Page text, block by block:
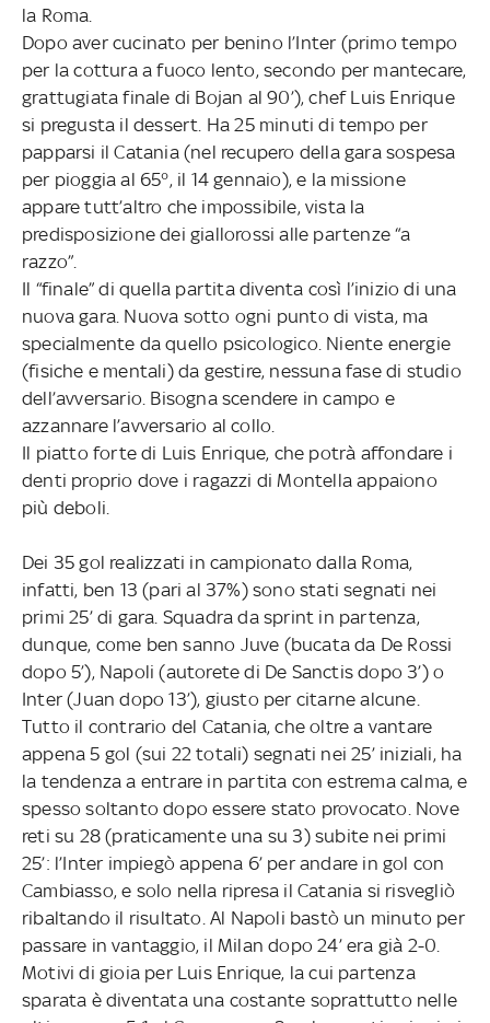
la Roma.
Dopo aver cucinato per benino l’Inter (primo tempo
per la cottura a fuoco lento, secondo per mantecare,
grattugiata finale di Bojan al 90’), chef Luis Enrique
si pregusta il dessert. Ha 25 minuti di tempo per
papparsi il Catania (nel recupero della gara sospesa
per pioggia al 65°, il 14 gennaio), e la missione
appare tutt’altro che impossibile, vista la
predisposizione dei giallorossi alle partenze “a
razzo”.
Il “finale” di quella partita diventa così l’inizio di una
nuova gara. Nuova sotto ogni punto di vista, ma
specialmente da quello psicologico. Niente energie
(fisiche e mentali) da gestire, nessuna fase di studio
dell’avversario. Bisogna scendere in campo e
azzannare l’avversario al collo.
Il piatto forte di Luis Enrique, che potrà affondare i
denti proprio dove i ragazzi di Montella appaiono
più deboli.
Dei 35 gol realizzati in campionato dalla Roma,
infatti, ben 13 (pari al 37%) sono stati segnati nei
primi 25’ di gara. Squadra da sprint in partenza,
dunque, come ben sanno Juve (bucata da De Rossi
dopo 5’), Napoli (autorete di De Sanctis dopo 3’) o
Inter (Juan dopo 13’), giusto per citarne alcune.
Tutto il contrario del Catania, che oltre a vantare
appena 5 gol (sui 22 totali) segnati nei 25’ iniziali, ha
la tendenza a entrare in partita con estrema calma, e
spesso soltanto dopo essere stato provocato. Nove
reti su 28 (praticamente una su 3) subite nei primi
25’: l’Inter impiegò appena 6’ per andare in gol con
Cambiasso, e solo nella ripresa il Catania si risvegliò
ribaltando il risultato. Al Napoli bastò un minuto per
passare in vantaggio, il Milan dopo 24’ era già 2-0.
Motivi di gioia per Luis Enrique, la cui partenza
sparata è diventata una costante soprattutto nelle